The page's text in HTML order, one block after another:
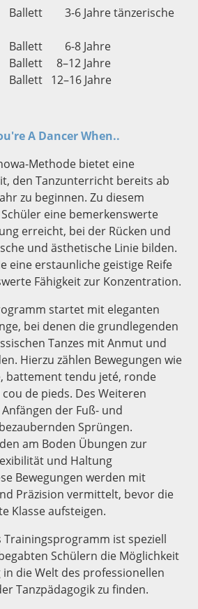
3-6 Jahre tänzerische
Ballett 6-8 Jahre
8–12 Jahre
12–16 Jahre
A Dancer When..
Methode bietet eine
den Tanzunterricht bereits ab
zu beginnen. Zu diesem
eine bemerkenswerte
erreicht, bei der Rücken und
und ästhetische Linie bilden.
eine erstaunliche geistige Reife
Fähigkeit zur Konzentration.
startet mit eleganten
bei denen die grundlegenden
Tanzes mit Anmut und
Hierzu zählen Bewegungen wie
battement tendu jeté, ronde
de pieds. Des Weiteren
der Fuß- und
Sprüngen.
am Boden Übungen zur
und Haltung
Bewegungen werden mit
Präzision vermittelt, bevor die
Klasse aufsteigen.
ist speziell
Schülern die Möglichkeit
die Welt des professionellen
Tanzpädagogik zu finden.